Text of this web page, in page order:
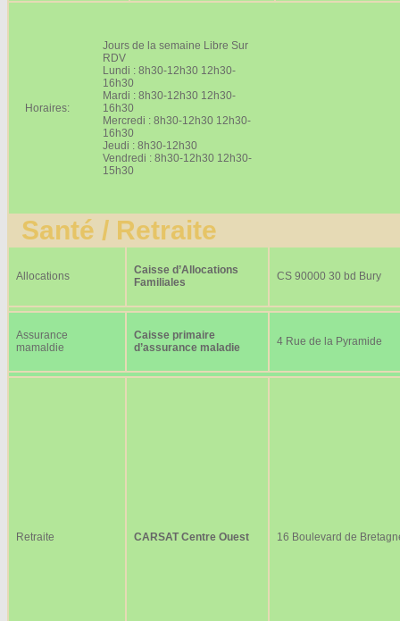
Horaires:
Jours de la semaine Libre Sur
RDV
Lundi : 8h30-12h30 12h30-
16h30
Mardi : 8h30-12h30 12h30-
16h30
Mercredi : 8h30-12h30 12h30-
16h30
Jeudi : 8h30-12h30
Vendredi : 8h30-12h30 12h30-
15h30
Santé / Retraite
Allocations
Caisse d’Allocations
Familiales
CS 90000 30 bd Bury
Assurance
mamaldie
Caisse primaire
d’assurance maladie
4 Rue de la Pyramide
Retraite CARSAT Centre Ouest 16 Boulevard de